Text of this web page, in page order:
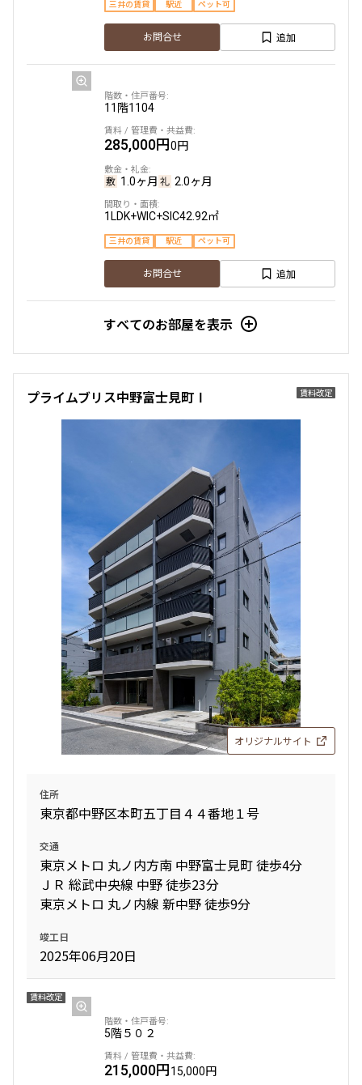
405,000円
1.0ヶ月 無
2LDK 61.67㎡
三井の賃貸 ペット可
お問合せ
6階６０１
1.0ヶ月 無
5階 ５１４
555,000円15,000円
1.0ヶ月 無
2LDK65.61㎡
三井の賃貸 ペット可 フリーレント
お問合せ 追加
682,000円 18,000円
3LDK+SIC72.94㎡
三井の賃貸 ペット可
三井の賃貸 駅近 ペット可
お問合せ 追加
11階1104
285,000円0円
1.0ヶ月 2.0ヶ月
1LDK+WIC+SIC42.92㎡
三井の賃貸 駅近 ペット可
お問合せ 追加
すべてのお部屋を表示
賃料改定
プライムブリス中野富士見町Ⅰ
オリジナルサイト
住所
東京都中野区本町五丁目４４番地１号
交通
東京メトロ 丸ノ内方南 中野富士見町 徒歩4分
ＪＲ 総武中央線 中野 徒歩23分
東京メトロ 丸ノ内線 新中野 徒歩9分
竣工日
2025年06月20日
賃料改定
5階５０２
215,000円15,000円